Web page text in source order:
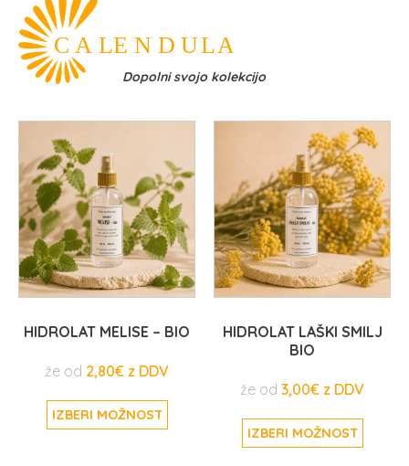
Dopolni svojo kolekcijo
HIDROLAT MELISE – BIO
že od 2,80€
IZBERI MOŽNOST
HIDROLAT LAŠKI SMILJ
BIO
že od 3,00€
IZBERI MOŽNOST